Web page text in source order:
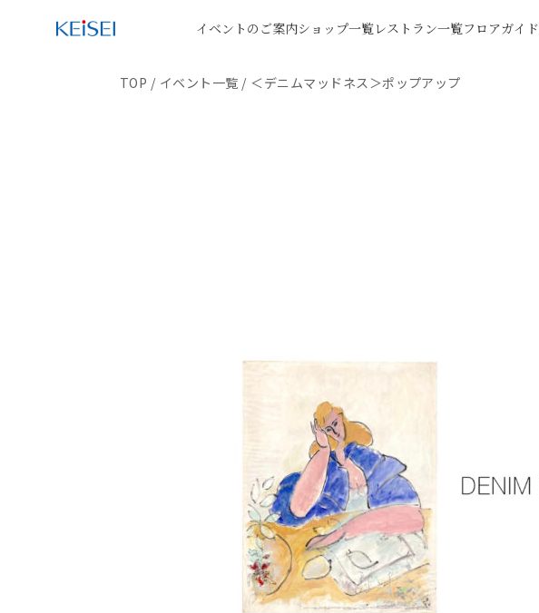
イベントのご案内ショップ一覧レストラン一覧フロアガイド
TOP / イベント一覧 / ＜デニムマッドネス＞ポップアップ